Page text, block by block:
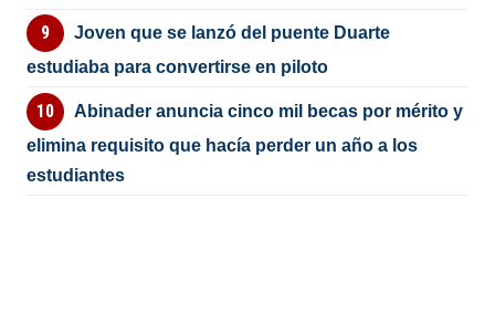
Joven que se lanzó del puente Duarte
estudiaba para convertirse en piloto
Abinader anuncia cinco mil becas por mérito y
elimina requisito que hacía perder un año a los
estudiantes